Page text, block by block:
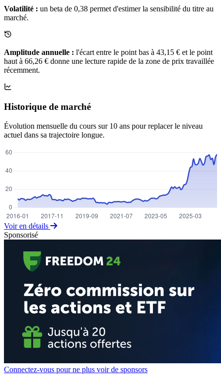
Volatilité : un beta de 0,38 permet d'estimer la sensibilité du titre au
marché.
Amplitude annuelle : l'écart entre le point bas à 43,15 € et le point
haut à 66,26 € donne une lecture rapide de la zone de prix travaillée
récemment.
Historique de marché
Évolution mensuelle du cours sur 10 ans pour replacer le niveau
actuel dans sa trajectoire longue.
Voir en détails
Sponsorisé
Connectez-vous pour ne plus voir de sponsors